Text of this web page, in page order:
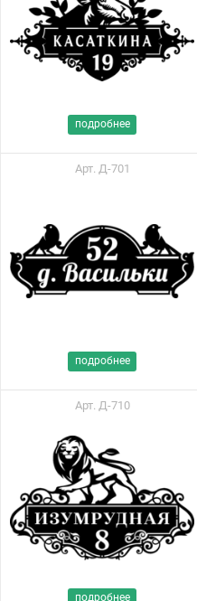
подробнее
Арт. Д-701
подробнее
Арт. Д-710
подробнее